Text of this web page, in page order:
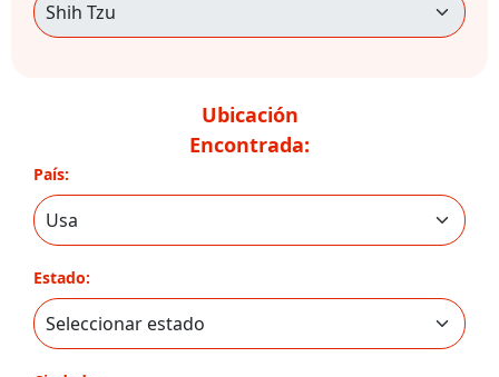
Ubicación
Encontrada:
País:
Estado: